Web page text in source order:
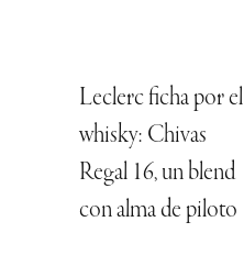
Leclerc ficha por el
whisky: Chivas
Regal 16, un blend
con alma de piloto